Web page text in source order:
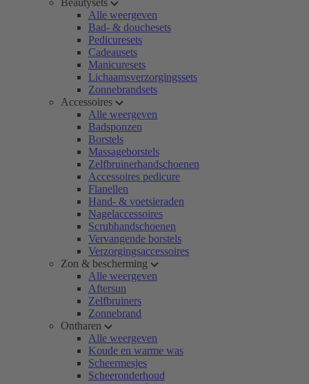
Beautysets
Alle weergeven
Bad- & douchesets
Pedicuresets
Cadeausets
Manicuresets
Lichaamsverzorgingssets
Zonnebrandsets
Accessoires
Alle weergeven
Badsponzen
Borstels
Massageborstels
Zelfbruinerhandschoenen
Accessoires pedicure
Flanellen
Hand- & voetsieraden
Nagelaccessoires
Scrubhandschoenen
Vervangende borstels
Verzorgingsaccessoires
Zon & bescherming
Alle weergeven
Aftersun
Zelfbruiners
Zonnebrand
Ontharen
Alle weergeven
Koude en warme was
Scheermesjes
Scheeronderhoud